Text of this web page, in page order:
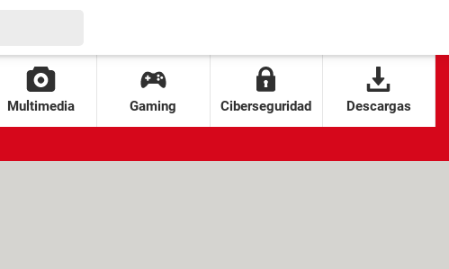
Multimedia Gaming Ciberseguridad Descargas